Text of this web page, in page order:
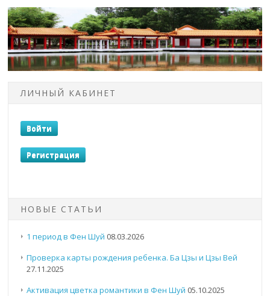
ЛИЧНЫЙ КАБИНЕТ
НОВЫЕ СТАТЬИ
1 период в Фен Шуй 08.03.2026
Проверка карты рождения ребенка. Ба Цзы и Цзы Вей
27.11.2025
Активация цветка романтики в Фен Шуй 05.10.2025